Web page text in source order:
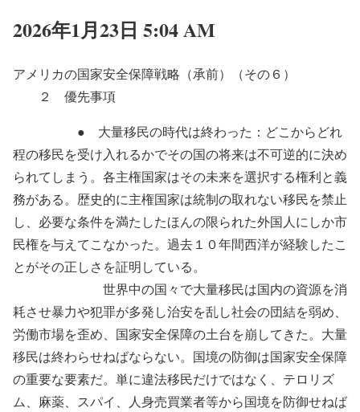
2026年1月23日 5:04 AM
アメリカの国家安全保障戦略（承前）（その６）
２ 優先事項
● 大量移民の時代は終わった：どこからどれ
程の移民を受け入れるかでその国の将来は不可逆的に決め
られてしまう。各主権国家はその未来を選択する権利と義
務がある。歴史的に主権国家は統制の取れない移民を禁止
し、必要な条件を満たしたほんの限られた外国人にしか市
民権を与えてこなかった。過去１０年間西洋が経験したこ
とがその正しさを証明している。
世界中の国々で大量移民は国内の資源を消
耗させ暴力や犯罪が多発し治安を乱し社会の団結を弱め、
労働市場を歪め、国家安全保障の土台を崩してきた。大量
移民は終わらせねばならない。国境の防御は国家安全保障
の重要な要素だ。単に違法移民だけではなく、テロリズ
ム、麻薬、スパイ、人身売買業者等から国境を防御せねば